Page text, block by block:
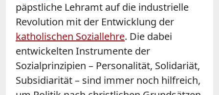
päpstliche Lehramt auf die industrielle
Revolution mit der Entwicklung der
katholischen Soziallehre. Die dabei
entwickelten Instrumente der
Sozialprinzipien – Personalität, Solidariät,
Subsidiarität – sind immer noch hilfreich,